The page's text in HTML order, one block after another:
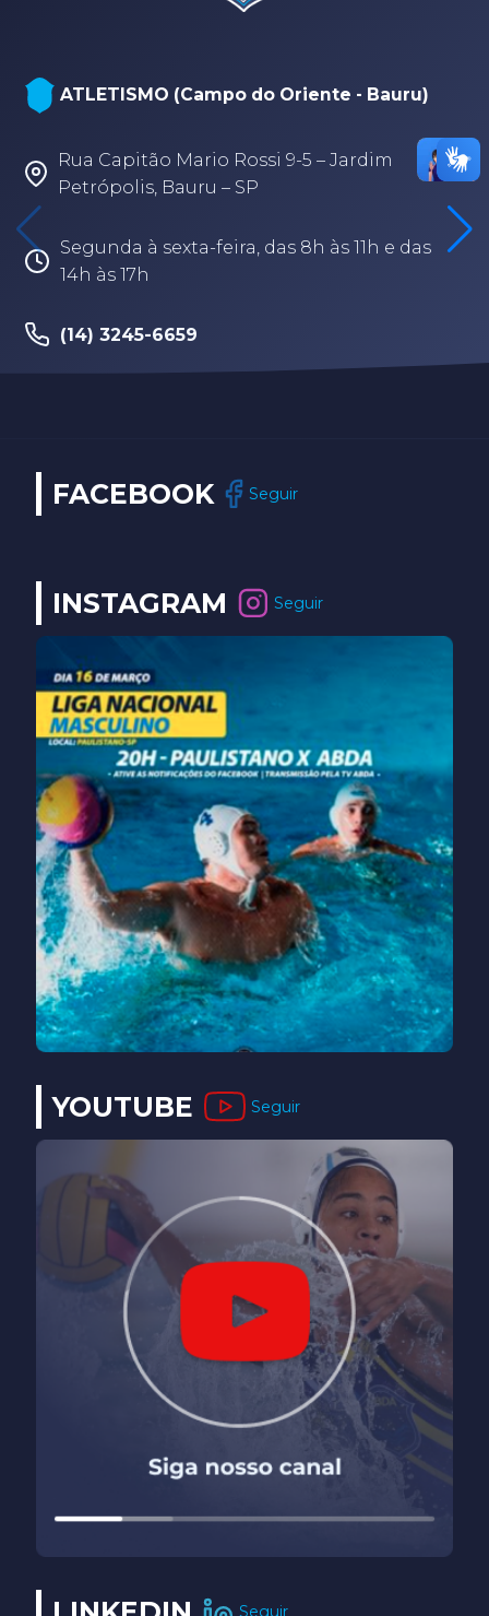
ATLETISMO (Campo do Oriente - Bauru)
Rua Capitão Mario Rossi 9-5 – Jardim
Petrópolis, Bauru – SP
Segunda à sexta-feira, das 8h às 11h e das
14h às 17h
(14) 3245-6659
FACEBOOK Seguir
INSTAGRAM Seguir
YOUTUBE Seguir
Seguir